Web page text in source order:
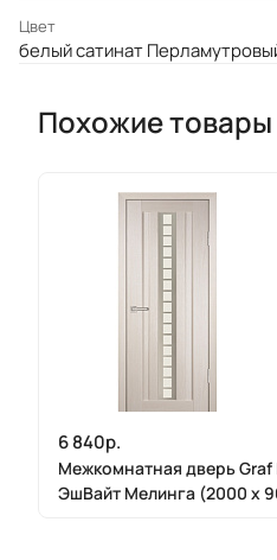
Цвет
белый сатинат
Похожие товары
6 840р.
Межкомнатная дверь Graf
ЭшВайт Мелинга (2000 х